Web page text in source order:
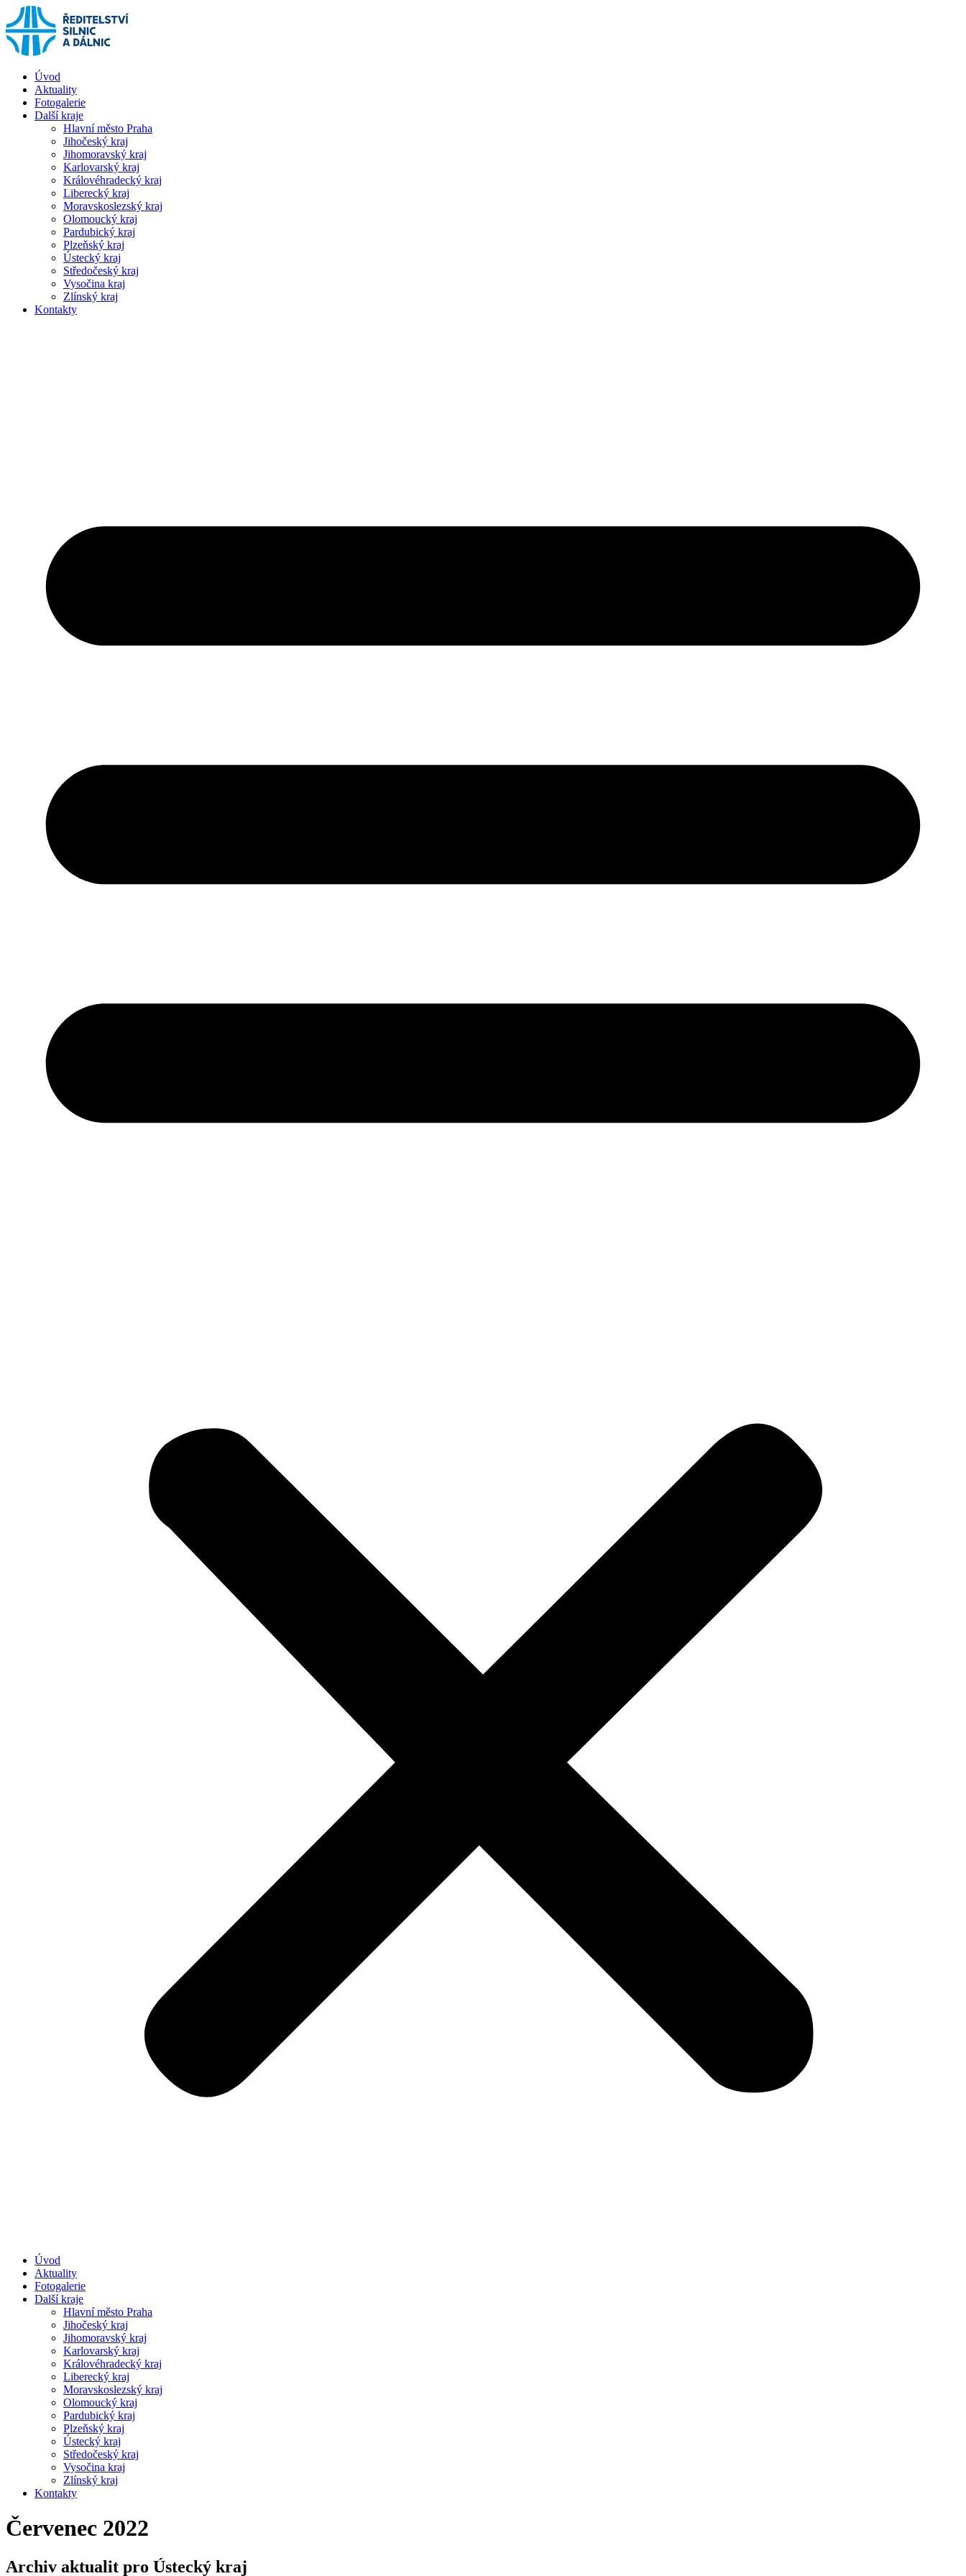
Úvod
Aktuality
Fotogalerie
Další kraje
Hlavní město Praha
Jihočeský kraj
Jihomoravský kraj
Karlovarský kraj
Královéhradecký kraj
Liberecký kraj
Moravskoslezský kraj
Olomoucký kraj
Pardubický kraj
Plzeňský kraj
Ústecký kraj
Středočeský kraj
Vysočina kraj
Zlínský kraj
Kontakty
Úvod
Aktuality
Fotogalerie
Další kraje
Hlavní město Praha
Jihočeský kraj
Jihomoravský kraj
Karlovarský kraj
Královéhradecký kraj
Liberecký kraj
Moravskoslezský kraj
Olomoucký kraj
Pardubický kraj
Plzeňský kraj
Ústecký kraj
Středočeský kraj
Vysočina kraj
Zlínský kraj
Kontakty
Červenec 2022
Archiv aktualit pro Ústecký kraj